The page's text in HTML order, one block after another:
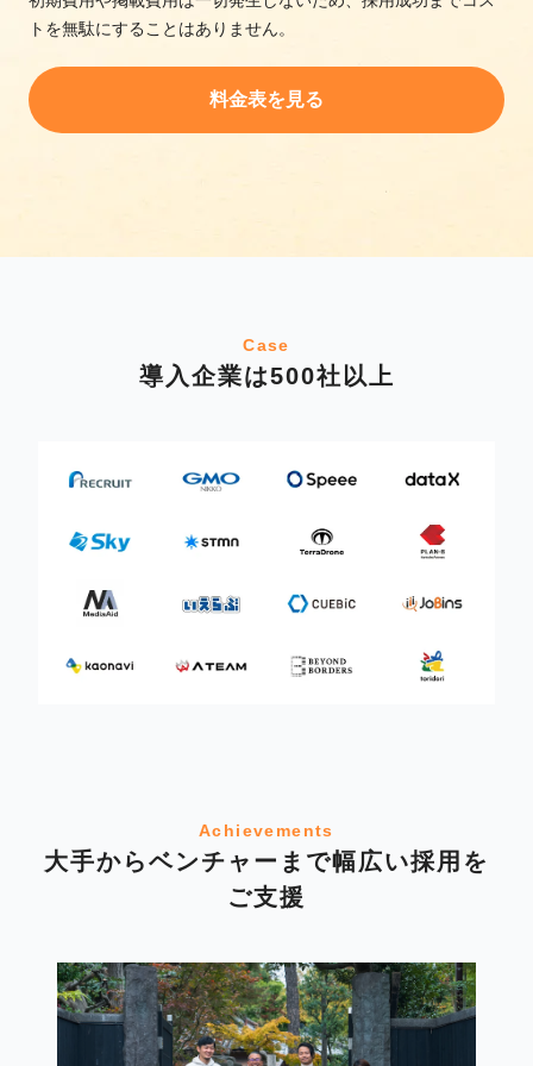
トを無駄にすることはありません。
料金表を見る
Case
導入企業は500社以上
Achievements
大手からベンチャーまで幅広い採用を
ご支援